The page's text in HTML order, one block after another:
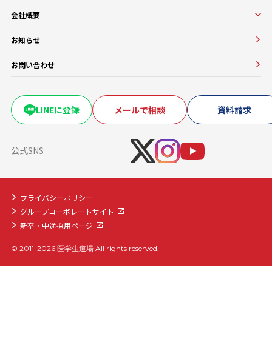
医学部CBT対策コース
医学部OSCE対策コース
卒業試験・医帰国家試験対策コース
海外医学部コース
医学部入学前生物学準備コース
医学部入学前物理学準備コース
教務一覧
会社概要
会社概要
お知らせ
お問い合わせ
LINEに登録 メールで相談 資料請求
公式SNS
プライバシーポリシー
グループコーポレートサイト
新卒・中途採用ページ
© 2011-2026 医学生道場 All rights reserved.